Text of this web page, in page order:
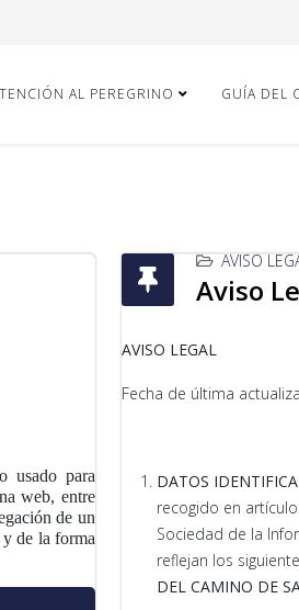
AL PEREGRINO GUÍA DEL
usado para
web, entre
de un
de la forma
AVISO
Aviso
AVISO LEGAL
Fecha de última
DATOS
recogido en
Sociedad de la
reflejan los
DEL CAMINO DE